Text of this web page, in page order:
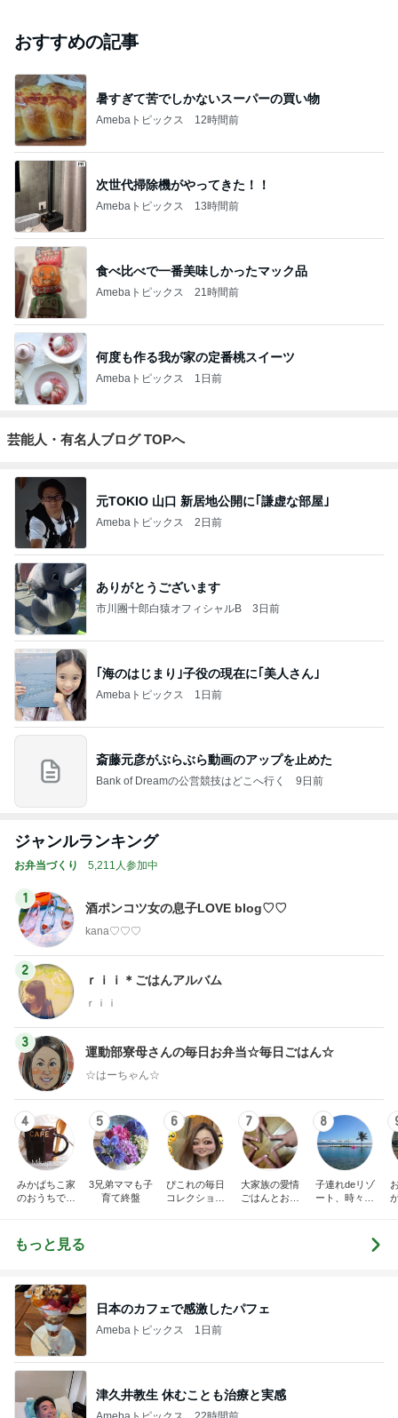
おすすめの記事
暑すぎて苦でしかないスーパーの買い物
Amebaトピックス 12時間前
次世代掃除機がやってきた！！
Amebaトピックス 13時間前
食べ比べで一番美味しかったマック品
Amebaトピックス 21時間前
何度も作る我が家の定番桃スイーツ
Amebaトピックス 1日前
芸能人・有名人ブログ TOPへ
元TOKIO 山口 新居地公開に｢謙虚な部屋｣
Amebaトピックス 2日前
ありがとうございます
市川團十郎白猿オフィシャルB 3日前
｢海のはじまり｣子役の現在に｢美人さん｣
Amebaトピックス 1日前
斎藤元彦がぶらぶら動画のアップを止めた
Bank of Dreamの公営競技はどこへ行く 9日前
ジャンルランキング
お弁当づくり 5,211人参加中
1
酒ポンコツ女の息子LOVE blog♡♡
kana♡♡♡
2
ｒｉｉ＊ごはんアルバム
ｒｉｉ
3
運動部寮母さんの毎日お弁当☆毎日ごはん☆
☆はーちゃん☆
4
みかぱちこ家
のおうちでご
5
3兄弟ママも子
育て終盤
6
ぴこれの毎日
コレクション
7
大家族の愛情
ごはんとお弁
8
子連れdeリゾ
ート、時々キ
もっと見る
日本のカフェで感激したパフェ
Amebaトピックス 1日前
津久井教生 休むことも治療と実感